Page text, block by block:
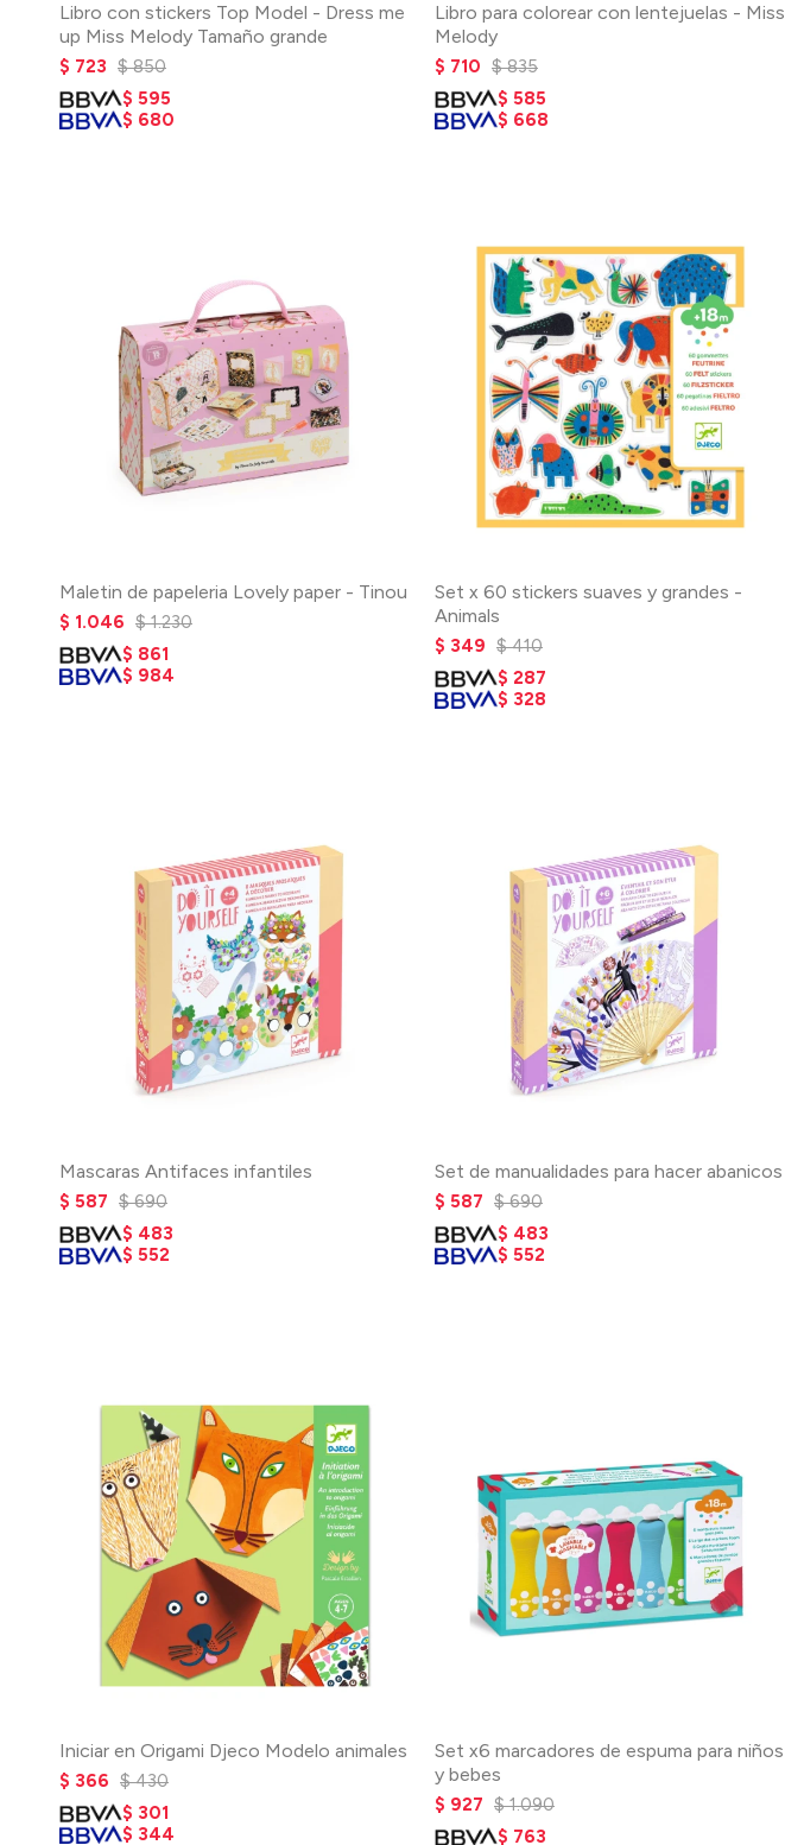
Libro con stickers Top Model - Dress me
up Miss Melody Tamaño grande
$ 723 $ 850
$ 595
$ 680
Libro para colorear con lentejuelas - Miss
Melody
$ 710 $ 835
$ 585
$ 668
Maletin de papeleria Lovely paper - Tinou
$ 1.046 $ 1.230
$ 861
$ 984
Set x 60 stickers suaves y grandes -
Animals
$ 349 $ 410
$ 287
$ 328
Mascaras Antifaces infantiles
$ 587 $ 690
$ 483
$ 552
Set de manualidades para hacer abanicos
$ 587 $ 690
$ 483
$ 552
Iniciar en Origami Djeco Modelo animales
$ 366 $ 430
$ 301
$ 344
Set x6 marcadores de espuma para niños
y bebes
$ 927 $ 1.090
$ 763